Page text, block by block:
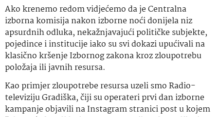
Ako krenemo redom vidjećemo da je Centralna
izborna komisija nakon izborne noći donijela niz
apsurdnih odluka, nekažnjavajući političke subjekte,
pojedince i institucije iako su svi dokazi upućivali na
klasično kršenje Izbornog zakona kroz zloupotrebu
položaja ili javnih resursa.
Kao primjer zloupotrebe resursa uzeli smo Radio-
televiziju Gradiška, čiji su operateri prvi dan izborne
kampanje objavili na Instagram stranici post u kojem